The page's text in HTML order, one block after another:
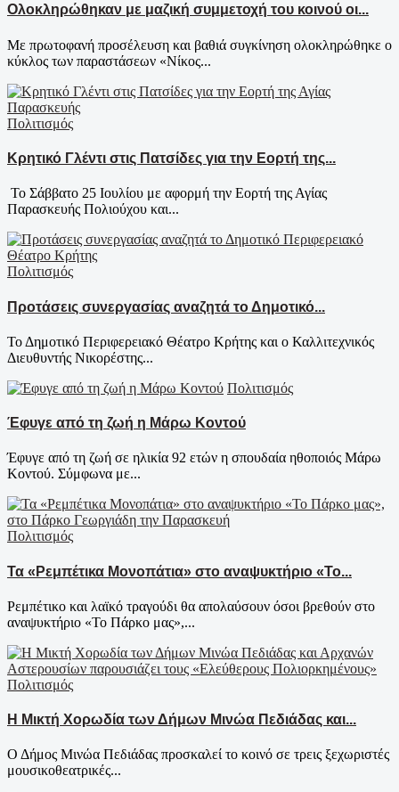
Ολοκληρώθηκαν με μαζική συμμετοχή του κοινού οι...
Με πρωτοφανή προσέλευση και βαθιά συγκίνηση ολοκληρώθηκε ο
κύκλος των παραστάσεων «Νίκος...
Πολιτισμός
Κρητικό Γλέντι στις Πατσίδες για την Εορτή της...
Το Σάββατο 25 Ιουλίου με αφορμή την Εορτή της Αγίας
Παρασκευής Πολιούχου και...
Πολιτισμός
Προτάσεις συνεργασίας αναζητά το Δημοτικό...
Το Δημοτικό Περιφερειακό Θέατρο Κρήτης και ο Καλλιτεχνικός
Διευθυντής Νικορέστης...
Πολιτισμός
Έφυγε από τη ζωή η Μάρω Κοντού
Έφυγε από τη ζωή σε ηλικία 92 ετών η σπουδαία ηθοποιός Μάρω
Κοντού. Σύμφωνα με...
Πολιτισμός
Τα «Ρεμπέτικα Μονοπάτια» στο αναψυκτήριο «Το...
Ρεμπέτικο και λαϊκό τραγούδι θα απολαύσουν όσοι βρεθούν στο
αναψυκτήριο «Το Πάρκο μας»,...
Πολιτισμός
Η Μικτή Χορωδία των Δήμων Μινώα Πεδιάδας και...
Ο Δήμος Μινώα Πεδιάδας προσκαλεί το κοινό σε τρεις ξεχωριστές
μουσικοθεατρικές...